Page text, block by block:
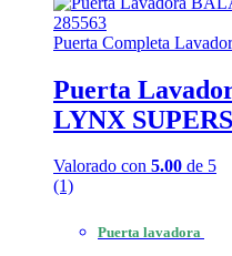
Puerta Completa
Puerta
LYNX
Valorado con 5.00 de 5
(1)
Puerta lavadora